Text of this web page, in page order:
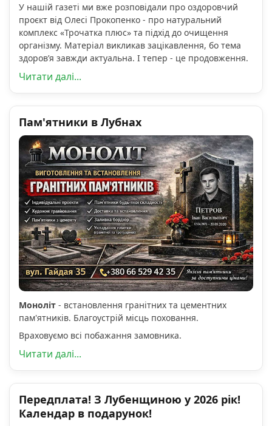
У нашій газеті ми вже розповідали про оздоровчий
проєкт від Олесі Прокопенко - про натуральний
комплекс «Трочатка плюс» та підхід до очищення
організму. Матеріал викликав зацікавлення, бо тема
здоров’я завжди актуальна. І тепер - це продовження.
Читати далі...
Пам'ятники в Лубнах
Моноліт - встановлення гранітних та цементних
пам'ятників. Благоустрій місць поховання.
Враховуємо всі побажання замовника.
Читати далі...
Передплата! З Лубенщиною у 2026 рік!
Календар в подарунок!